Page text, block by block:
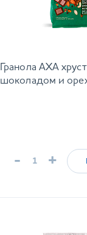
Гранола АХА
шоколадом и
- +